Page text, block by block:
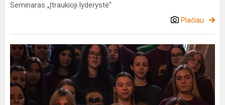
Seminaras „Įtraukioji lyderystė“
Plačiau
„Saulės
spinduliai
106